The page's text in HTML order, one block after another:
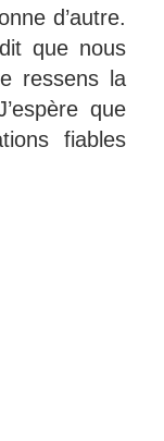
d’autre.
que nous
ressens la
que
fiables